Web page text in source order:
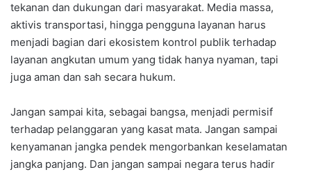
tekanan dan dukungan dari masyarakat. Media massa,
aktivis transportasi, hingga pengguna layanan harus
menjadi bagian dari ekosistem kontrol publik terhadap
layanan angkutan umum yang tidak hanya nyaman, tapi
juga aman dan sah secara hukum.
Jangan sampai kita, sebagai bangsa, menjadi permisif
terhadap pelanggaran yang kasat mata. Jangan sampai
kenyamanan jangka pendek mengorbankan keselamatan
jangka panjang. Dan jangan sampai negara terus hadir